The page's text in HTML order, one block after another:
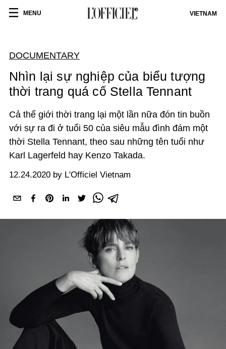
MENU VIETNAM
DOCUMENTARY
Nhìn lại sự nghiệp của biểu tượng
thời trang quá cố Stella Tennant
Cả thế giới thời trang lại một lần nữa đón tin buồn
với sự ra đi ở tuổi 50 của siêu mẫu đình đám một
thời Stella Tennant, theo sau những tên tuổi như
Karl Lagerfeld hay Kenzo Takada.
12.24.2020 by L'Officiel Vietnam